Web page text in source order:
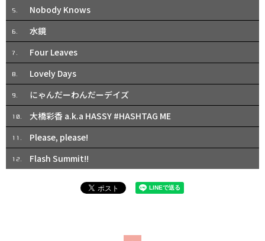
5. Nobody Knows
6. 水鏡
7. Four Leaves
8. Lovely Days
9. にゃんだーわんだーデイズ
10. 大橋彩香 a.k.a HASSY #HASHTAG ME
11. Please, please!
12. Flash Summit!!